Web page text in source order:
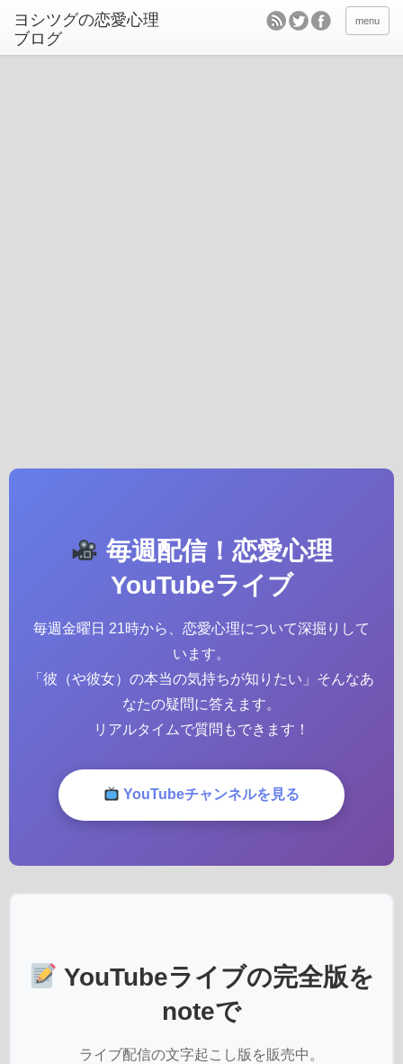
ヨシツグの恋愛心理
ブログ
menu
毎週配信！恋愛心理
YouTubeライブ
毎週金曜日 21時から、恋愛心理について深掘りして
います。
「彼（や彼女）の本当の気持ちが知りたい」そんなあ
なたの疑問に答えます。
リアルタイムで質問もできます！
YouTubeチャンネルを見る
YouTubeライブの完全版を
noteで
ライブ配信の文字起こし版を販売中。